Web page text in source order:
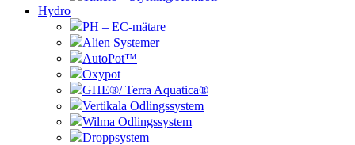
Hydro
PH – EC-mätare
Alien Systemer
AutoPot™
Oxypot
GHE®/ Terra Aquatica®
Vertikala Odlingssystem
Wilma Odlingssystem
Droppsystem